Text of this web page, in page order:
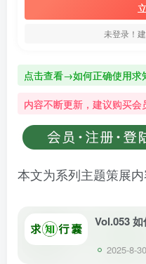
未登录！
点击查看→如何正确使用求
内容不断更新，建议购买会
本文为系列主题策展
Vol.053
2025-8-30